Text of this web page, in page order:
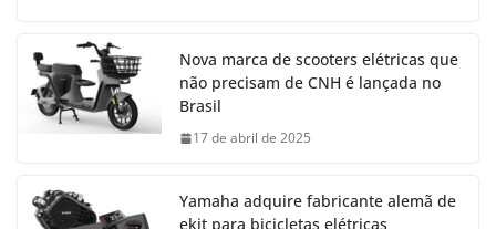
Nova marca de scooters elétricas que
não precisam de CNH é lançada no
Brasil
17 de abril de 2025
Yamaha adquire fabricante alemã de
ekit para bicicletas elétricas